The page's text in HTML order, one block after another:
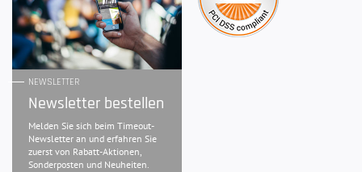
NEWSLETTER
Newsletter bestellen
Melden Sie sich beim Timeout-
Newsletter an und erfahren Sie
zuerst von Rabatt-Aktionen,
Sonderposten und Neuheiten.